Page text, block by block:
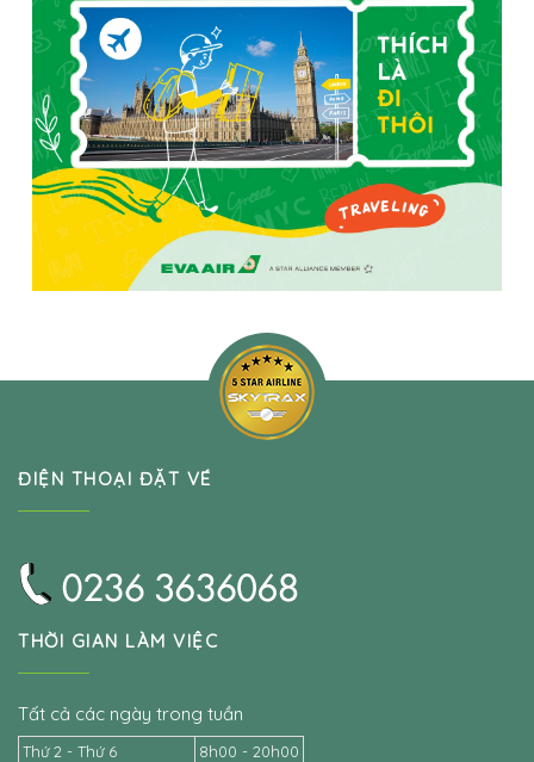
ĐIỆN THOẠI ĐẶT VÉ
THỜI GIAN LÀM VIỆC
Tất cả các ngày trong tuần
Thứ 2 - Thứ 6
8h00 - 20h00